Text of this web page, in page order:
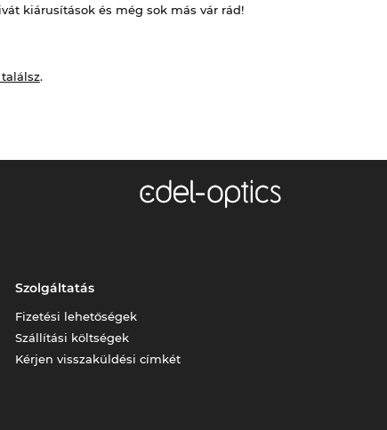
kiárusítások és még sok más vár rád!
.
Szolgáltatás
Fizetési lehetőségek
Szállítási költségek
Kérjen visszaküldési címkét